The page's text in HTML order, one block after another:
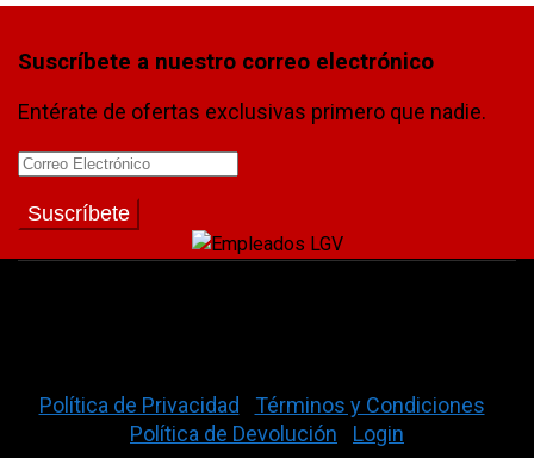
Suscríbete a nuestro correo electrónico
Entérate de ofertas exclusivas primero que nadie.
Política de Privacidad Términos y Condiciones
Política de Devolución
Login